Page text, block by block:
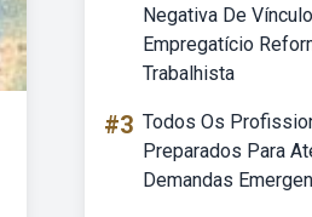
Negativa De Vínculo
Empregatício
Trabalhista
#3 Todos Os
Preparados Para
Demandas